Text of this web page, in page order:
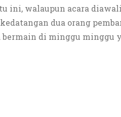
ini, walaupun acara
dua orang
bermain di minggu minggu